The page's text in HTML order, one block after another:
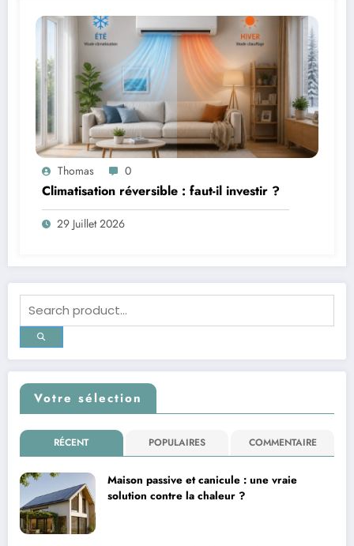
Thomas 0
Climatisation réversible : faut-il investir ?
29 Juillet 2026
Votre sélection
RÉCENT POPULAIRES COMMENTAIRE
Maison passive et canicule : une vraie
solution contre la chaleur ?